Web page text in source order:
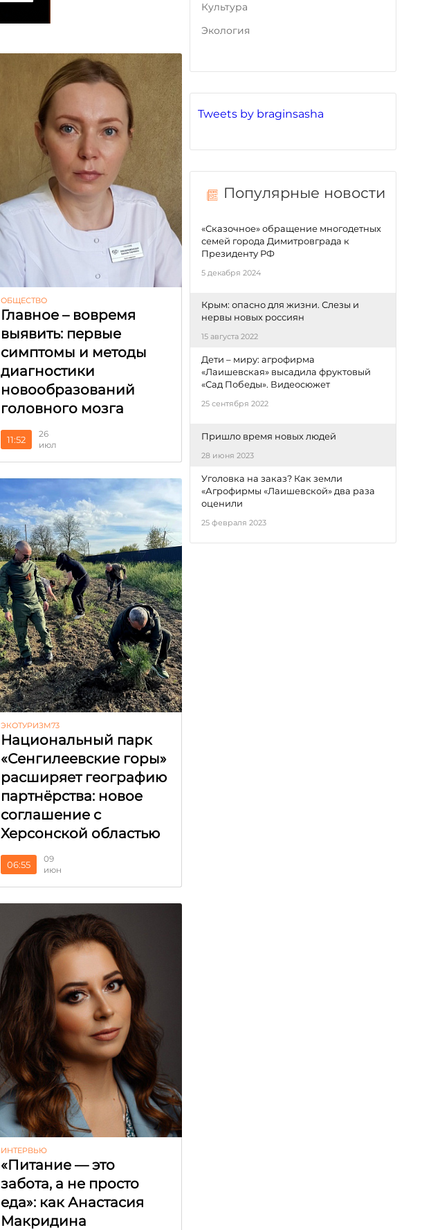
ОБЩЕСТВО
Главное – вовремя
выявить: первые
симптомы и методы
диагностики
новообразований
головного мозга
11:52
26
июл
ЭКОТУРИЗМ73
Национальный парк
«Сенгилеевские горы»
расширяет географию
партнёрства: новое
соглашение с
Херсонской областью
06:55
09
июн
ИНТЕРВЬЮ
«Питание — это
забота, а не просто
еда»: как Анастасия
Макридина
Tweets by braginsasha
Популярные новости
«Сказочное» обращение многодетных
семей города Димитровграда к
Президенту РФ
5 декабря 2024
Крым: опасно для жизни. Слезы и
нервы новых россиян
15 августа 2022
Дети – миру: агрофирма
«Лаишевская» высадила фруктовый
«Сад Победы». Видеосюжет
25 сентября 2022
Пришло время новых людей
28 июня 2023
Уголовка на заказ? Как земли
«Агрофирмы «Лаишевской» два раза
оценили
25 февраля 2023
Культура
Экология